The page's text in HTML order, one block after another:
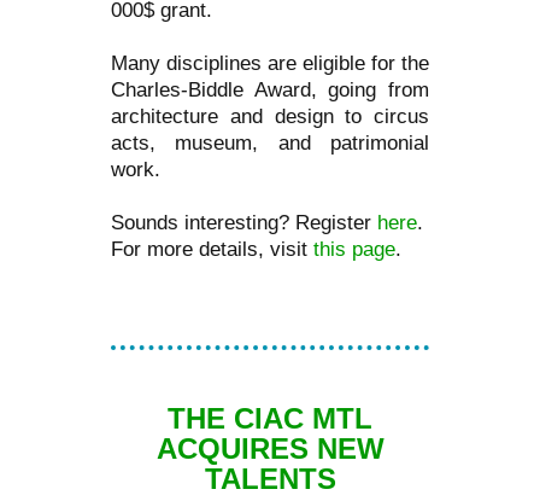
000$ grant.
Many disciplines are eligible for the
Charles-Biddle Award, going from
architecture and design to circus
acts, museum, and patrimonial
work.
Sounds interesting? Register here.
For more details, visit this page.
THE CIAC MTL
ACQUIRES NEW
TALENTS